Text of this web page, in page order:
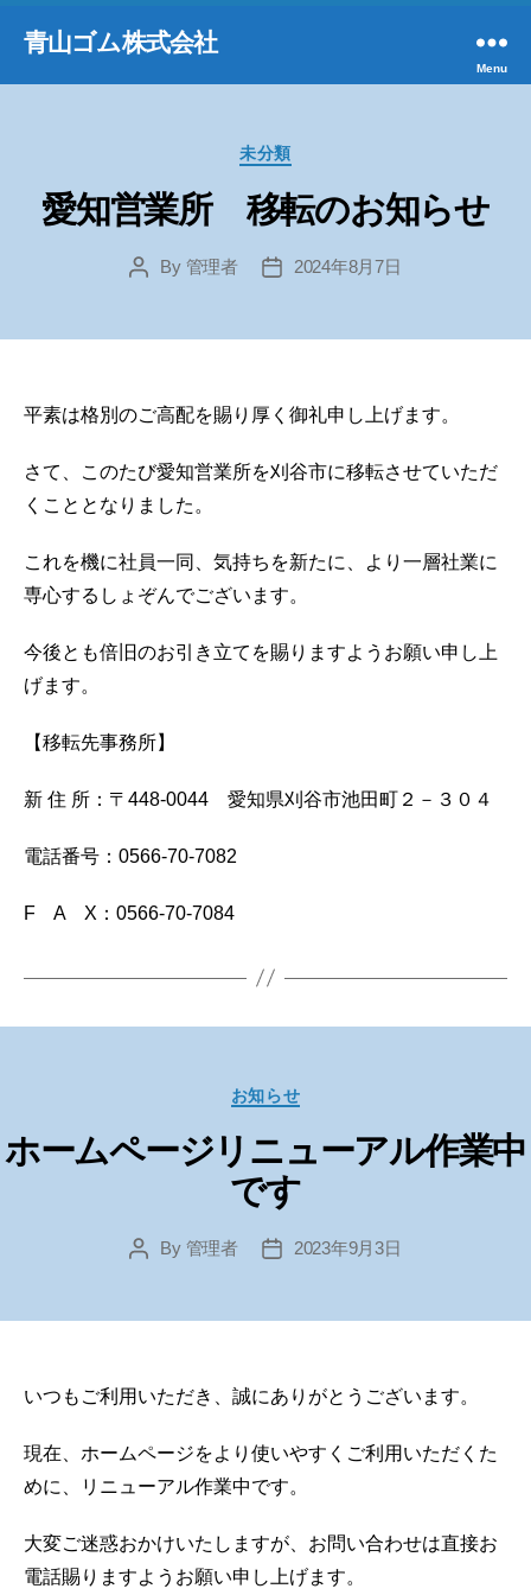
青山ゴム株式会社
Menu
Categories
未分類
愛知営業所 移転のお知らせ
PostBy 管理者
Post2024年8月7日
平素は格別のご高配を賜り厚く御礼申し上げます。
さて、このたび愛知営業所を刈谷市に移転させていただ
くこととなりました。
これを機に社員一同、気持ちを新たに、より一層社業に
専心するしょぞんでございます。
今後とも倍旧のお引き立てを賜りますようお願い申し上
げます。
【移転先事務所】
新 住 所：〒448-0044 愛知県刈谷市池田町２－３０４
電話番号：0566-70-7082
F A X：0566-70-7084
Categories
お知らせ
ホームページリニューアル作業中
です
PostBy 管理者
Post2023年9月3日
いつもご利用いただき、誠にありがとうございます。
現在、ホームページをより使いやすくご利用いただくた
めに、リニューアル作業中です。
大変ご迷惑おかけいたしますが、お問い合わせは直接お
電話賜りますようお願い申し上げます。